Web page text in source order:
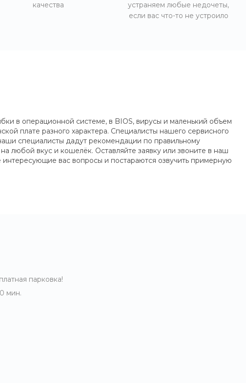
качества
устраняем любые недочеты,
если вас что-то не устроило
в операционной системе, в BIOS, вирусы и маленький объем
плате разного характера. Специалисты нашего сервисного
специалисты дадут рекомендации по правильному
любой вкус и кошелёк. Оставляйте заявку или звоните в наш
вас вопросы и постараются озвучить примерную
парковка!
мин.